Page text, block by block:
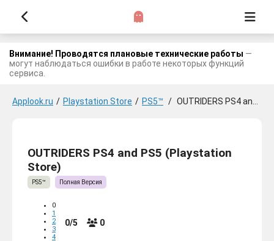
Внимание! Проводятся плановые технические работы —
могут наблюдаться ошибки в работе некоторых функций
сервиса.
Applook.ru / Playstation Store / PS5™ / OUTRIDERS PS4 and PS5
OUTRIDERS PS4 and PS5 (Playstation
Store)
PS5™ Полная Версия
0
1
2
3
4
0/5 0